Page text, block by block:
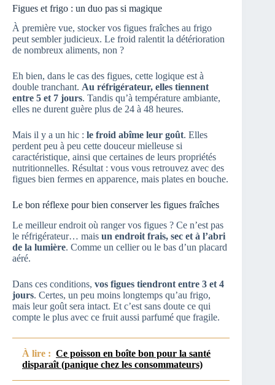
Figues et frigo : un duo pas si magique
À première vue, stocker vos figues fraîches au frigo
peut sembler judicieux. Le froid ralentit la détérioration
de nombreux aliments, non ?
Eh bien, dans le cas des figues, cette logique est à
double tranchant. Au réfrigérateur, elles tiennent
entre 5 et 7 jours. Tandis qu’à température ambiante,
elles ne durent guère plus de 24 à 48 heures.
Mais il y a un hic : le froid abîme leur goût. Elles
perdent peu à peu cette douceur mielleuse si
caractéristique, ainsi que certaines de leurs propriétés
nutritionnelles. Résultat : vous vous retrouvez avec des
figues bien fermes en apparence, mais plates en bouche.
Le bon réflexe pour bien conserver les figues fraîches
Le meilleur endroit où ranger vos figues ? Ce n’est pas
le réfrigérateur… mais un endroit frais, sec et à l’abri
de la lumière. Comme un cellier ou le bas d’un placard
aéré.
Dans ces conditions, vos figues tiendront entre 3 et 4
jours. Certes, un peu moins longtemps qu’au frigo,
mais leur goût sera intact. Et c’est sans doute ce qui
compte le plus avec ce fruit aussi parfumé que fragile.
À lire : Ce poisson en boîte bon pour la santé
disparaît (panique chez les consommateurs)